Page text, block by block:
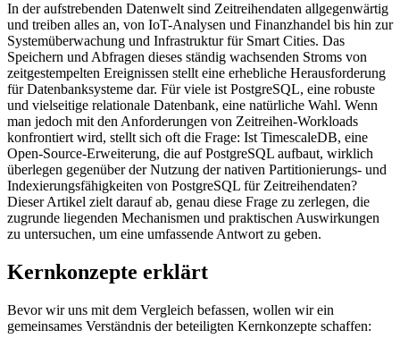
In der aufstrebenden Datenwelt sind Zeitreihendaten allgegenwärtig
und treiben alles an, von IoT-Analysen und Finanzhandel bis hin zur
Systemüberwachung und Infrastruktur für Smart Cities. Das
Speichern und Abfragen dieses ständig wachsenden Stroms von
zeitgestempelten Ereignissen stellt eine erhebliche Herausforderung
für Datenbanksysteme dar. Für viele ist PostgreSQL, eine robuste
und vielseitige relationale Datenbank, eine natürliche Wahl. Wenn
man jedoch mit den Anforderungen von Zeitreihen-Workloads
konfrontiert wird, stellt sich oft die Frage: Ist TimescaleDB, eine
Open-Source-Erweiterung, die auf PostgreSQL aufbaut, wirklich
überlegen gegenüber der Nutzung der nativen Partitionierungs- und
Indexierungsfähigkeiten von PostgreSQL für Zeitreihendaten?
Dieser Artikel zielt darauf ab, genau diese Frage zu zerlegen, die
zugrunde liegenden Mechanismen und praktischen Auswirkungen
zu untersuchen, um eine umfassende Antwort zu geben.
Kernkonzepte erklärt
Bevor wir uns mit dem Vergleich befassen, wollen wir ein
gemeinsames Verständnis der beteiligten Kernkonzepte schaffen: